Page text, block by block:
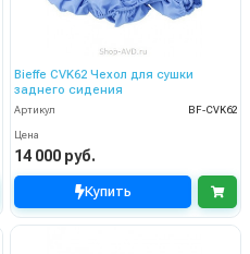
Bieffe CVK62 Чехол для сушки
заднего сидения
Артикул BF-CVK62
Цена
14 000 руб.
Купить